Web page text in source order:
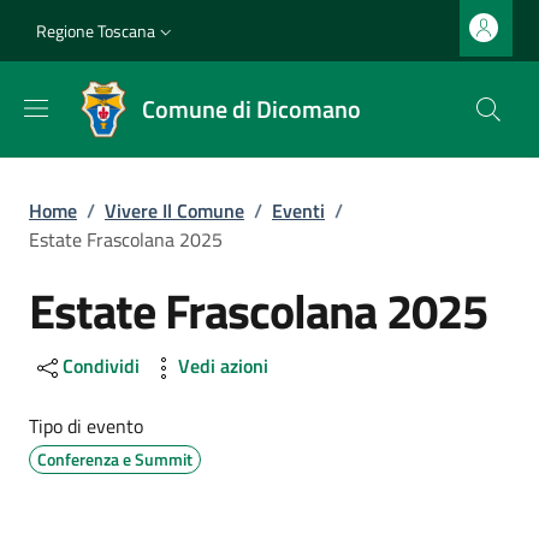
Slim top
Regione Toscana
Comune di Dicomano
Briciole di pane
Home / Vivere Il Comune / Eventi /
Estate Frascolana 2025
Estate Frascolana 2025
Condividi Vedi azioni
Tipo di evento
Conferenza e Summit